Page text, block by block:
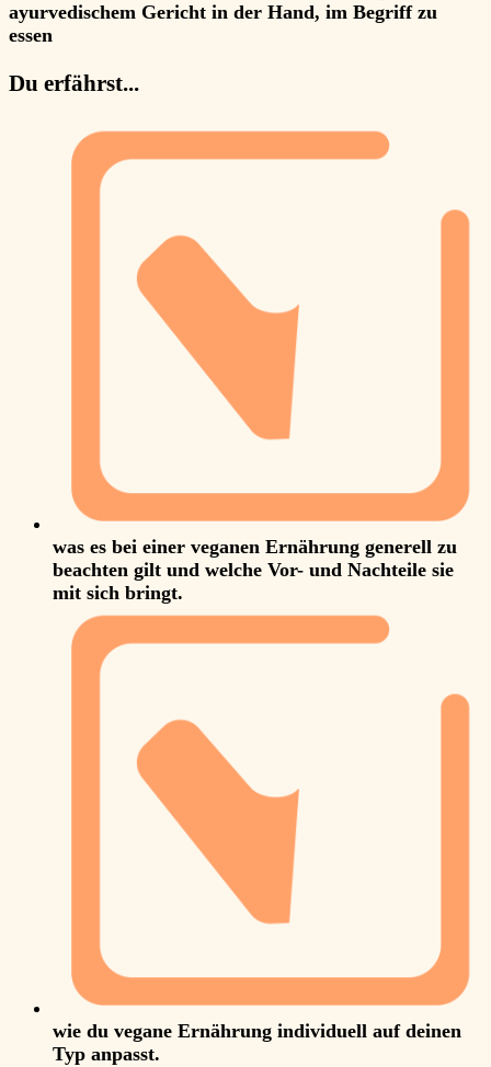
Du erfährst...
was es bei einer veganen Ernährung generell zu
beachten gilt und welche Vor- und Nachteile sie
mit sich bringt.
wie du vegane Ernährung individuell auf deinen
Typ anpasst.